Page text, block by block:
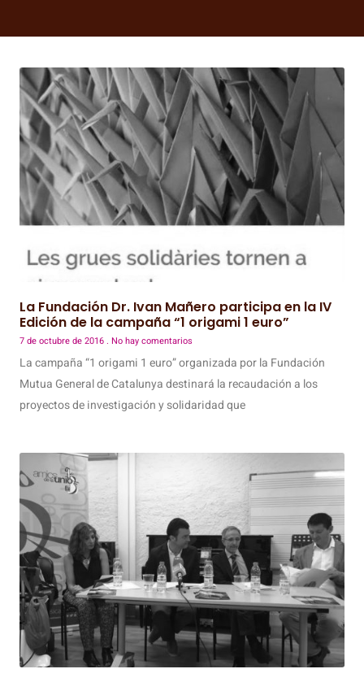
La Fundación Dr. Ivan Mañero participa en la IV
Edición de la campaña “1 origami 1 euro”
7 de octubre de 2016 No hay comentarios
La campaña “1 origami 1 euro” organizada por la Fundación
Mutua General de Catalunya destinará la recaudación a los
proyectos de investigación y solidaridad que